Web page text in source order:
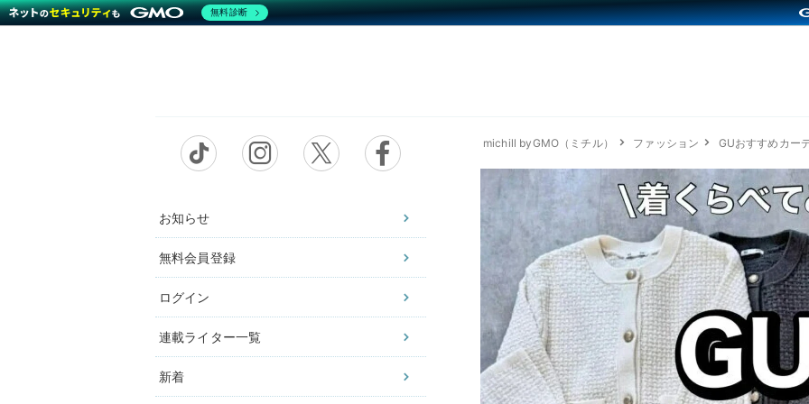
お知らせ
無料会員登録
ログイン
連載ライター一覧
新着
michill byGMO（ミチル） ファッション GUおすすめカー
無料診断